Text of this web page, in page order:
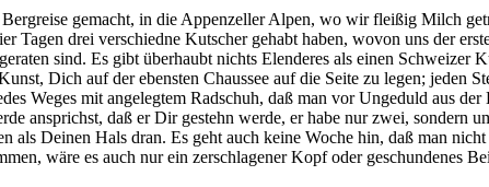
gemacht, in die Appenzeller Alpen, wo wir fleißig Milch
drei verschiedne Kutscher gehabt haben, wovon uns der
sind. Es gibt überhaubt nichts Elenderes als einen Schweizer
Dich auf der ebensten Chaussee auf die Seite zu legen; jeden
Weges mit angelegtem Radschuh, daß man vor Ungeduld aus
ansprichst, daß er Dir gestehn werde, er habe nur zwei, sondern
als Deinen Hals dran. Es geht auch keine Woche hin, daß man
wäre es auch nur ein zerschlagener Kopf oder geschundenes